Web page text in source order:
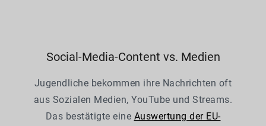
Social-Media-Content vs. Medien
Jugendliche bekommen ihre Nachrichten oft
aus Sozialen Medien, YouTube und Streams.
Das bestätigte eine Auswertung der EU-